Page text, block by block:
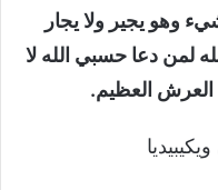
وهو يجير ولا يجار
لمن دعا حسبي الله لا
العرش العظيم.